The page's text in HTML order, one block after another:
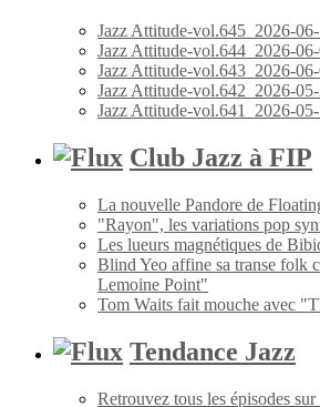
Jazz Attitude-vol.645_2026-
Jazz Attitude-vol.644_2026-
Jazz Attitude-vol.643_2026-
Jazz Attitude-vol.642_2026-
Jazz Attitude-vol.641_2026-
Club Jazz à FIP
La nouvelle Pandore de
"Rayon", les variations pop
Les lueurs magnétiques de
Blind Yeo affine sa transe folk
Lemoine Point"
Tom Waits fait mouche avec
Tendance Jazz
Retrouvez tous les épisodes